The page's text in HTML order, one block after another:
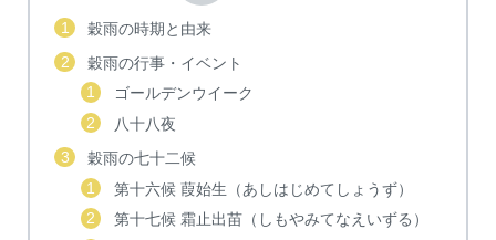
穀雨の時期と由来
穀雨の行事・イベント
ゴールデンウイーク
八十八夜
穀雨の七十二候
第十六候 葭始生（あしはじめてしょうず）
第十七候 霜止出苗（しもやみてなえいずる）